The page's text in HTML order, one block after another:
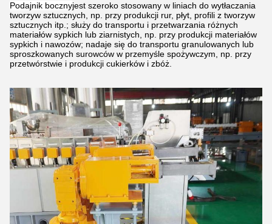
Podajnik bocznyjest szeroko stosowany w liniach do wytłaczania
tworzyw sztucznych, np. przy produkcji rur, płyt, profili z tworzyw
sztucznych itp.; służy do transportu i przetwarzania różnych
materiałów sypkich lub ziarnistych, np. przy produkcji materiałów
sypkich i nawozów; nadaje się do transportu granulowanych lub
sproszkowanych surowców w przemyśle spożywczym, np. przy
przetwórstwie i produkcji cukierków i zbóż.